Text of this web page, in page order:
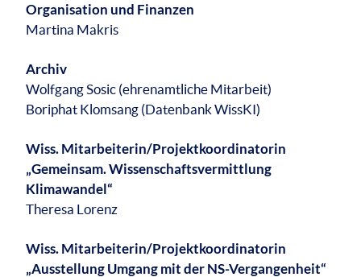
Organisation und Finanzen
Martina Makris
Archiv
Wolfgang Sosic (ehrenamtliche Mitarbeit)
Boriphat Klomsang (Datenbank WissKI)
Wiss. Mitarbeiterin/Projektkoordinatorin
„Gemeinsam. Wissenschaftsvermittlung
Klimawandel“
Theresa Lorenz
Wiss. Mitarbeiterin/Projektkoordinatorin
„Ausstellung Umgang mit der NS-Vergangenheit“